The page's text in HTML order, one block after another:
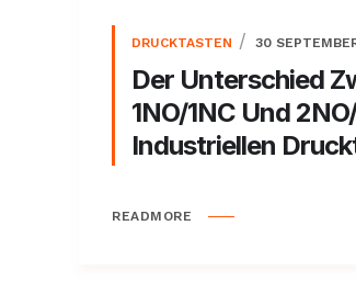
DRUCKTASTEN 30
Der Unterschied
1NO/1NC Und
Industriellen
READMORE